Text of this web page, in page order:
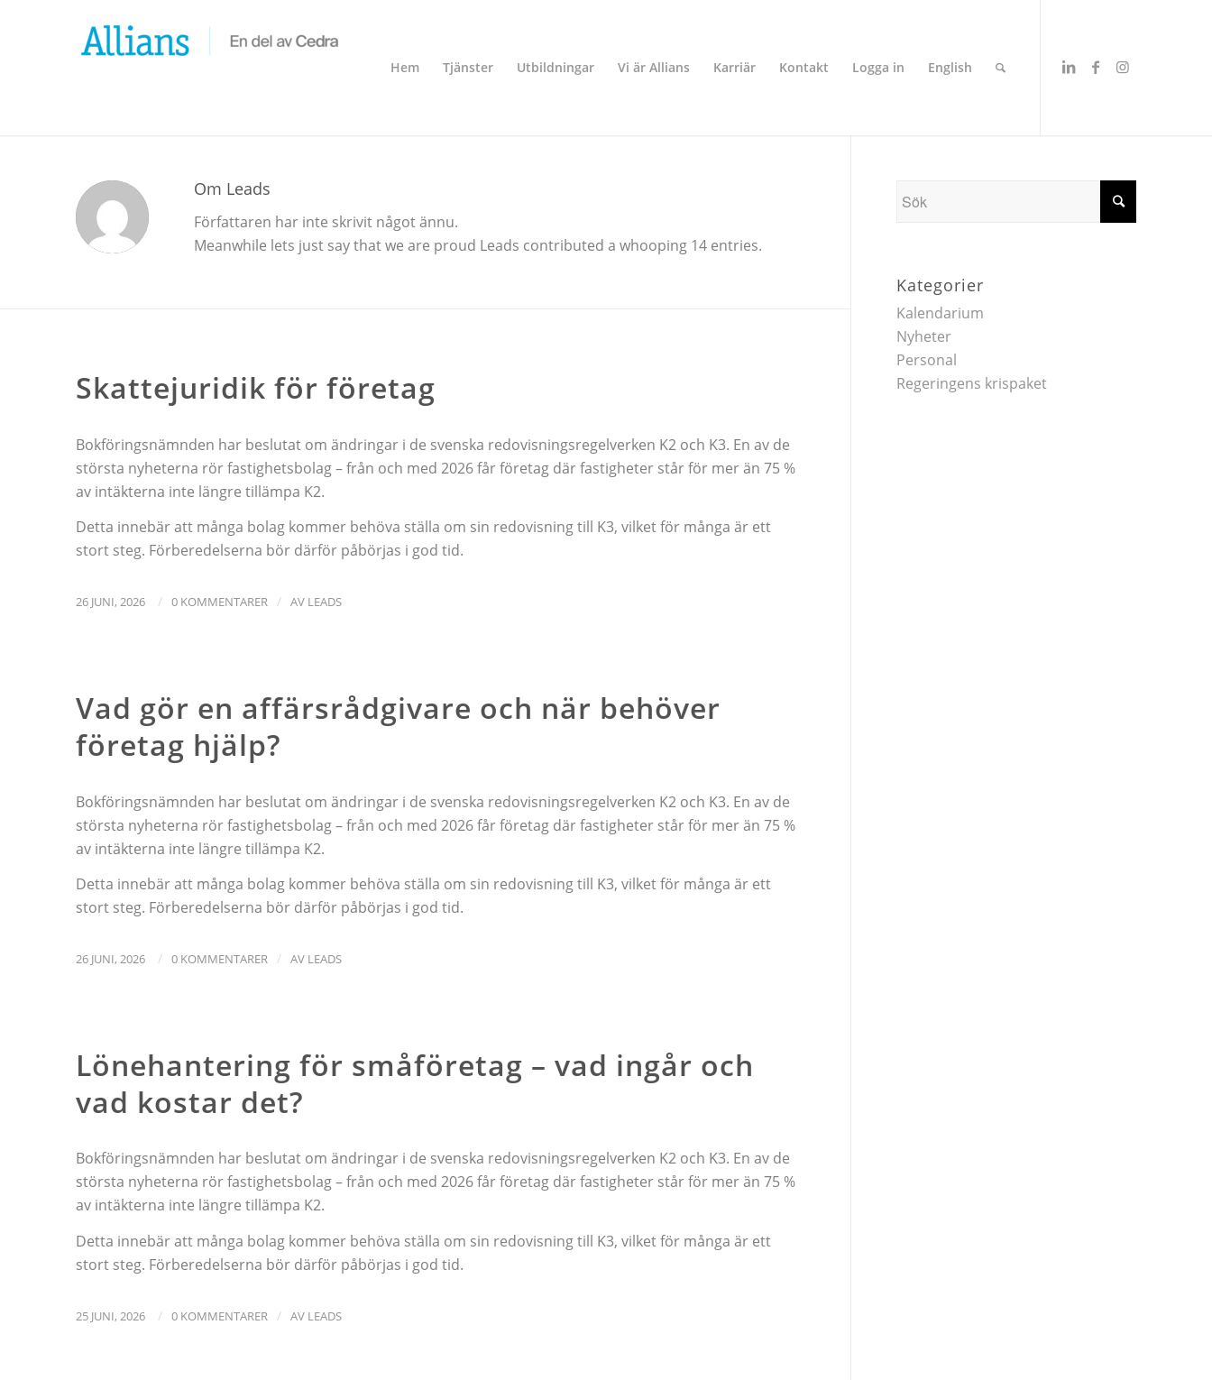
Hem Tjänster Utbildningar Vi är Allians Karriär Kontakt Logga in English
Om Leads
Författaren har inte skrivit något ännu.
Meanwhile lets just say that we are proud Leads contributed a whooping 14 entries.
Skattejuridik för företag
Bokföringsnämnden har beslutat om ändringar i de svenska redovisningsregelverken K2 och K3. En av de
största nyheterna rör fastighetsbolag – från och med 2026 får företag där fastigheter står för mer än 75 %
av intäkterna inte längre tillämpa K2.
Detta innebär att många bolag kommer behöva ställa om sin redovisning till K3, vilket för många är ett
stort steg. Förberedelserna bör därför påbörjas i god tid.
26 JUNI, 2026 / 0 KOMMENTARER / AV LEADS
Vad gör en affärsrådgivare och när behöver
företag hjälp?
Bokföringsnämnden har beslutat om ändringar i de svenska redovisningsregelverken K2 och K3. En av de
största nyheterna rör fastighetsbolag – från och med 2026 får företag där fastigheter står för mer än 75 %
av intäkterna inte längre tillämpa K2.
Detta innebär att många bolag kommer behöva ställa om sin redovisning till K3, vilket för många är ett
stort steg. Förberedelserna bör därför påbörjas i god tid.
26 JUNI, 2026 / 0 KOMMENTARER / AV LEADS
Lönehantering för småföretag – vad ingår och
vad kostar det?
Bokföringsnämnden har beslutat om ändringar i de svenska redovisningsregelverken K2 och K3. En av de
största nyheterna rör fastighetsbolag – från och med 2026 får företag där fastigheter står för mer än 75 %
av intäkterna inte längre tillämpa K2.
Detta innebär att många bolag kommer behöva ställa om sin redovisning till K3, vilket för många är ett
stort steg. Förberedelserna bör därför påbörjas i god tid.
25 JUNI, 2026 / 0 KOMMENTARER / AV LEADS
Kategorier
Kalendarium
Nyheter
Personal
Regeringens krispaket